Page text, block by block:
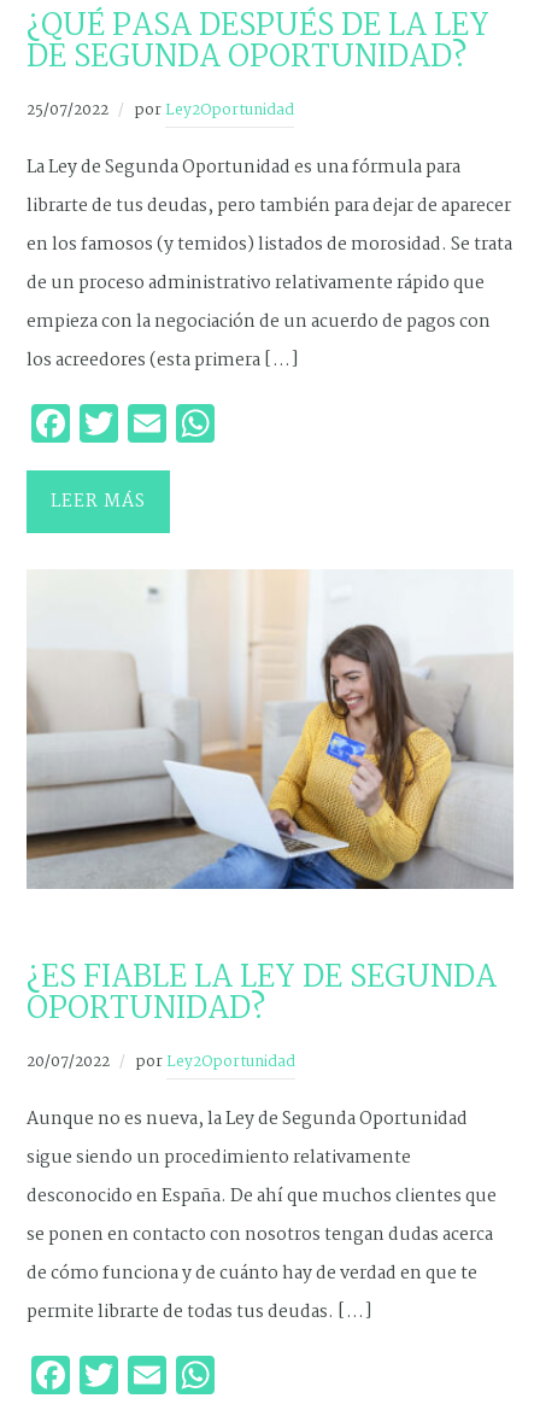
¿QUÉ PASA DESPUÉS DE LA LEY
DE SEGUNDA OPORTUNIDAD?
25/07/2022 porLey2Oportunidad
La Ley de Segunda Oportunidad es una fórmula para
librarte de tus deudas, pero también para dejar de aparecer
en los famosos (y temidos) listados de morosidad. Se trata
de un proceso administrativo relativamente rápido que
empieza con la negociación de un acuerdo de pagos con
los acreedores (esta primera […]
Facebook
Twitter
Email
LEER MÁS
¿ES FIABLE LA LEY DE SEGUNDA
OPORTUNIDAD?
20/07/2022 porLey2Oportunidad
Aunque no es nueva, la Ley de Segunda Oportunidad
sigue siendo un procedimiento relativamente
desconocido en España. De ahí que muchos clientes que
se ponen en contacto con nosotros tengan dudas acerca
de cómo funciona y de cuánto hay de verdad en que te
permite librarte de todas tus deudas. […]
Facebook
Twitter
Email